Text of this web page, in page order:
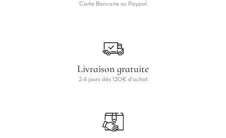
Carte Bancaire ou Paypal
Livraison gratuite
2-4 jours dés 120€ d'achat